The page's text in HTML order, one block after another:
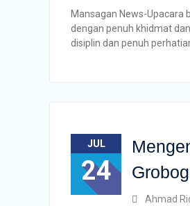
Mansagan News-Upacara
dengan penuh khidmat
disiplin dan penuh
JUL
24
Ahmad